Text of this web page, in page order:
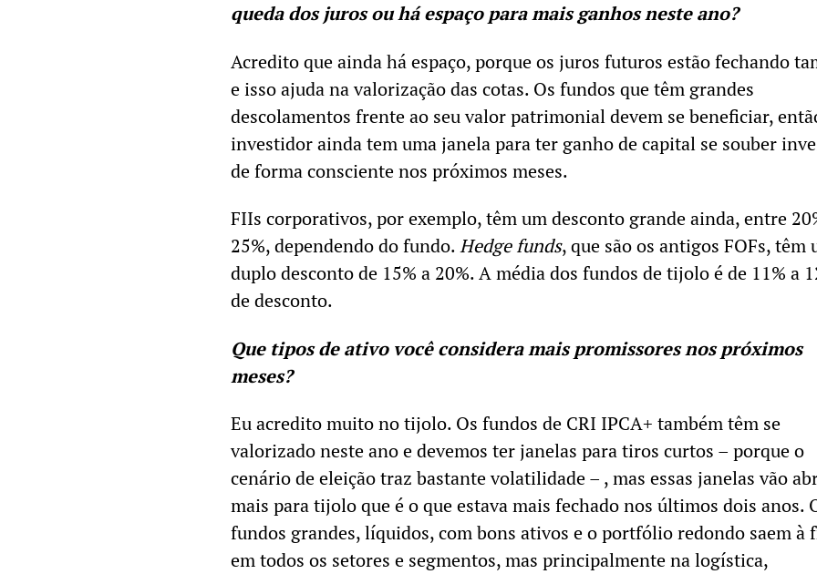
queda dos juros ou há espaço para mais ganhos neste ano?
Acredito que ainda há espaço, porque os juros futuros estão fechando
e isso ajuda na valorização das cotas. Os fundos que têm grandes
descolamentos frente ao seu valor patrimonial devem se beneficiar,
investidor ainda tem uma janela para ter ganho de capital se souber
de forma consciente nos próximos meses.
FIIs corporativos, por exemplo, têm um desconto grande ainda, entre
25%, dependendo do fundo.Hedge funds, que são os antigos FOFs, têm
duplo desconto de 15% a 20%. A média dos fundos de tijolo é de 11% a
de desconto.
Que tipos de ativo você considera mais promissores nos próximos
meses?
Eu acredito muito no tijolo. Os fundos de CRI IPCA+ também têm se
valorizado neste ano e devemos ter janelas para tiros curtos – porque o
cenário de eleição traz bastante volatilidade – , mas essas janelas vão
mais para tijolo que é o que estava mais fechado nos últimos dois anos.
fundos grandes, líquidos, com bons ativos e o portfólio redondo saem à
em todos os setores e segmentos, mas principalmente na logística,